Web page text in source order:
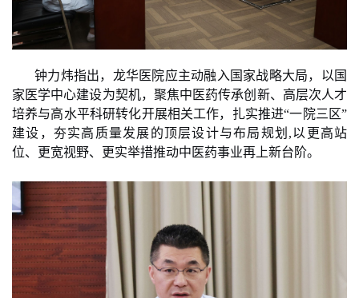
钟力炜指出，龙华医院应主动融入国家战略大局，以国
家医学中心建设为契机，聚焦中医药传承创新、高层次人才
培养与高水平科研转化开展相关工作，扎实推进“一院三区”
建设，夯实高质量发展的顶层设计与布局规划,以更高站
位、更宽视野、更实举措推动中医药事业再上新台阶。